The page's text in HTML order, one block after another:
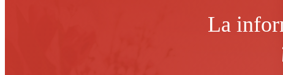
La